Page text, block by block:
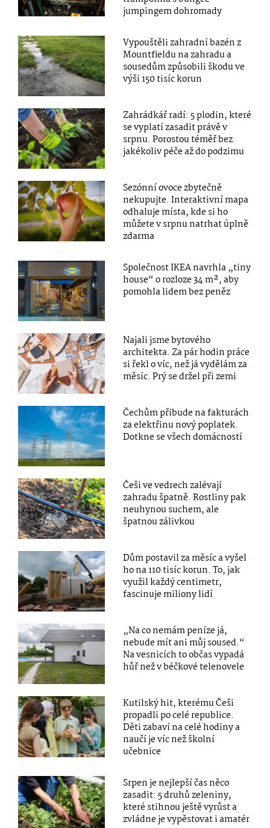
jumpingem dohromady
Vypouštěli zahradní bazén z
Mountfieldu na zahradu a
sousedům způsobili škodu ve
výši 150 tisíc korun
Zahrádkář radí: 5 plodin, které
se vyplatí zasadit právě v
srpnu. Porostou téměř bez
jakékoliv péče až do podzimu
Sezónní ovoce zbytečně
nekupujte. Interaktivní mapa
odhaluje místa, kde si ho
můžete v srpnu natrhat úplně
zdarma
Společnost IKEA navrhla „tiny
house“ o rozloze 34 m², aby
pomohla lidem bez peněz
Najali jsme bytového
architekta. Za pár hodin práce
si řekl o víc, než já vydělám za
měsíc. Prý se držel při zemi
Čechům přibude na fakturách
za elektřinu nový poplatek.
Dotkne se všech domácností
Češi ve vedrech zalévají
zahradu špatně. Rostliny pak
neuhynou suchem, ale
špatnou zálivkou
Dům postavil za měsíc a vyšel
ho na 110 tisíc korun. To, jak
využil každý centimetr,
fascinuje miliony lidí
„Na co nemám peníze já,
nebude mít ani můj soused.“
Na vesnicích to občas vypadá
hůř než v béčkové telenovele
Kutilský hit, kterému Češi
propadli po celé republice.
Děti zabaví na celé hodiny a
naučí je víc než školní
učebnice
Srpen je nejlepší čas něco
zasadit: 5 druhů zeleniny,
které stihnou ještě vyrůst a
zvládne je vypěstovat i amatér